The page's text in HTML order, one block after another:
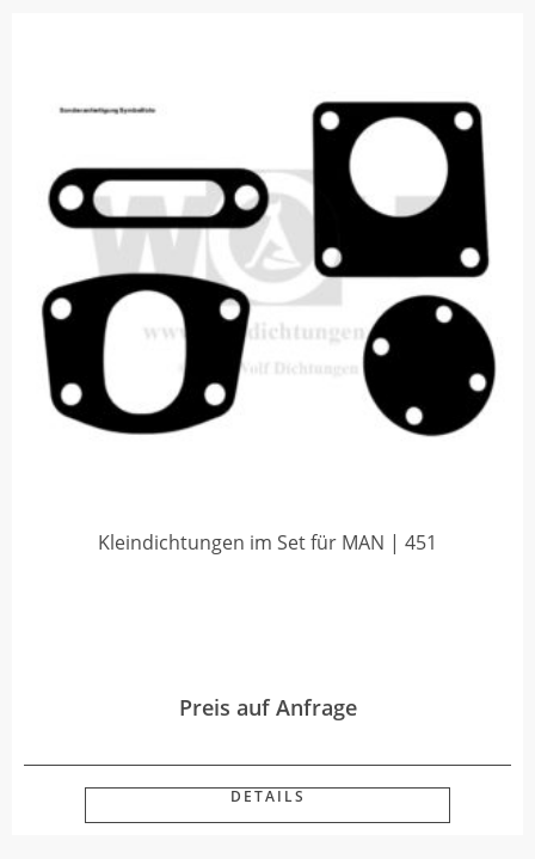
Kleindichtungen im Set für MAN | 451
Preis auf Anfrage
DETAILS